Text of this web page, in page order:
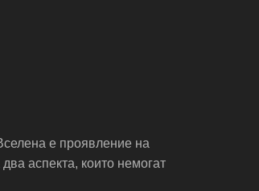
е проявление на
аспекта, които немогат